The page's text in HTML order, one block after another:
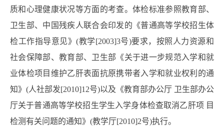
质和心理健康状况等方面的考查。体检标准参照教育部、
卫生部、中国残疾人联合会印发的《普通高等学校招生体
检工作指导意见》(教学[2003]3号)要求，按照人力资源和
社会保障部、教育部、卫生部《关于进一步规范入学和就
业体检项目维护乙肝表面抗原携带者入学和就业权利的通
知》(人社部发[2010]12号)以及《教育部办公厅 卫生部办公
厅关于普通高等学校招生学生入学身体检查取消乙肝项 目
检测有关问题的通知》(教学厅[2010]2号)执行。